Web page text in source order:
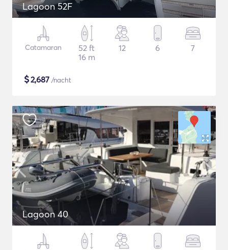
Lagoon 52F
Catamaran
52 ft
16 m
12 6 7
$2,687 /nacht
Lagoon 40